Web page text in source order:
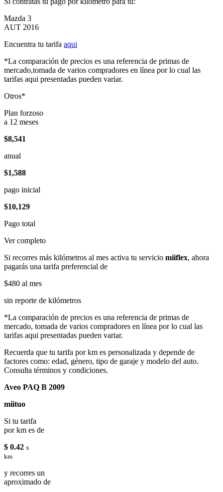
Mazda 3
AUT 2016
Encuentra tu tarifa aqui
*La comparación de precios es una referencia de primas de
mercado,tomada de varios compradores en línea por lo cual las
tarifas aqui presentadas pueden variar.
Otros*
Plan forzoso
a 12 meses
$8,541
anual
$1,588
pago inicial
$10,129
Pago total
Ver completo
Si recorres más kilómetros al mes activa tu servicio miiflex, ahora
pagarás una tarifa preferencial de
$480 al mes
sin reporte de kilómetros
*La comparación de precios es una referencia de primas de
mercado, tomada de varios compradores en línea por lo cual las
tarifas aqui presentadas pueden variar.
Recuerda que tu tarifa por km es personalizada y depende de
factores como: edad, género, tipo de garaje y modelo del auto.
Consulta términos y condiciones.
Aveo PAQ B 2009
miituo
Si tu tarifa
por km es de
$ 0.42 x
km
y recorres un
aproximado de